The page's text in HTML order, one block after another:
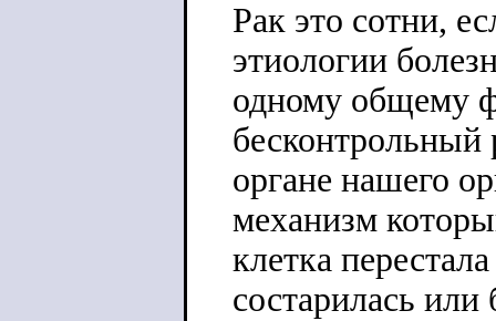
Рак это сотни,
этиологии
одному общему
бесконтрольный
органе нашего
механизм
клетка
состарилась или